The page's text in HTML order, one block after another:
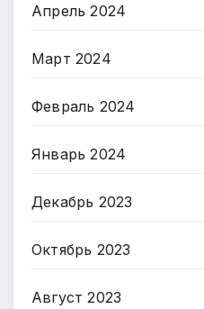
Апрель 2024
Март 2024
Февраль 2024
Январь 2024
Декабрь 2023
Октябрь 2023
Август 2023